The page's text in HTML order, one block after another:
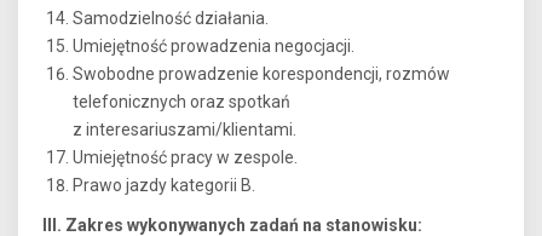
Samodzielność działania.
Umiejętność prowadzenia negocjacji.
Swobodne prowadzenie korespondencji, rozmów
telefonicznych oraz spotkań
z interesariuszami/klientami.
Umiejętność pracy w zespole.
Prawo jazdy kategorii B.
III. Zakres wykonywanych zadań na stanowisku: